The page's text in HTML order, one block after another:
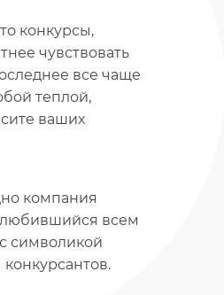
конкурсы,
чувствовать
все чаще
теплой,
ваших
компания
всем
символикой